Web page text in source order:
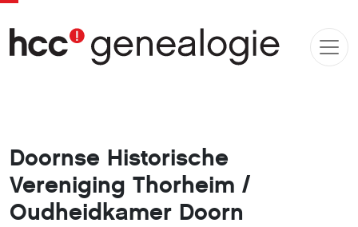
Doornse Historische
Vereniging Thorheim /
Oudheidkamer Doorn